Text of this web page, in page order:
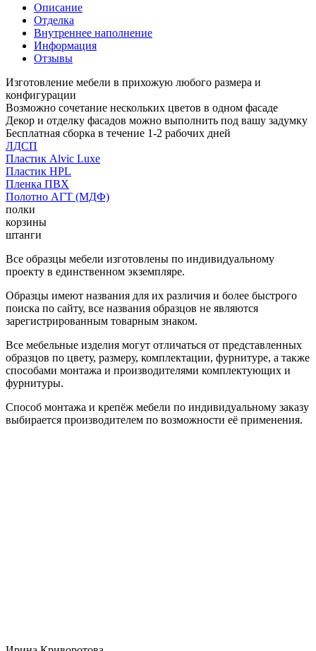
Описание
Отделка
Внутреннее наполнение
Информация
Отзывы
Изготовление мебели в прихожую любого размера и
конфигурации
Возможно сочетание нескольких цветов в одном фасаде
Декор и отделку фасадов можно выполнить под вашу задумку
Бесплатная сборка в течение 1-2 рабочих дней
ЛДСП
Пластик Alvic Luxe
Пластик HPL
Пленка ПВХ
Полотно АГТ (МДФ)
полки
корзины
штанги
Все образцы мебели изготовлены по индивидуальному
проекту в единственном экземпляре.
Образцы имеют названия для их различия и более быстрого
поиска по сайту, все названия образцов не являются
зарегистрированным товарным знаком.
Все мебельные изделия могут отличаться от представленных
образцов по цвету, размеру, комплектации, фурнитуре, а также
способами монтажа и производителями комплектующих и
фурнитуры.
Способ монтажа и крепёж мебели по индивидуальному заказу
выбирается производителем по возможности её применения.